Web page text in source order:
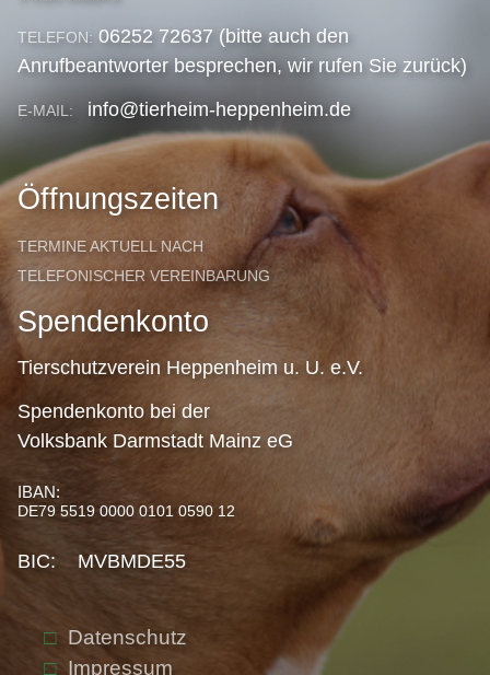
TELEFON: 06252 72637 (bitte auch den
Anrufbeantworter besprechen, wir rufen Sie zurück)
E-MAIL: info@tierheim-heppenheim.de
Öffnungszeiten
TERMINE AKTUELL NACH
TELEFONISCHER VEREINBARUNG
Spendenkonto
Tierschutzverein Heppenheim u. U. e.V.
Spendenkonto bei der
Volksbank Darmstadt Mainz eG
IBAN:
DE79 5519 0000 0101 0590 12
BIC: MVBMDE55
Datenschutz
Impressum